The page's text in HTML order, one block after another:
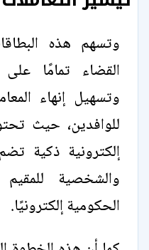
وتسهم هذه
القضاء تمامًا على
وتسهيل إنهاء
للوافدين، حيث
إلكترونية ذكية
والشخصية للمقيم
الحكومية إلكترونيًا.